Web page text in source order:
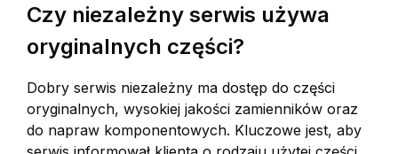
Czy niezależny serwis używa
oryginalnych części?
Dobry serwis niezależny ma dostęp do części
oryginalnych, wysokiej jakości zamienników oraz
do napraw komponentowych. Kluczowe jest, aby